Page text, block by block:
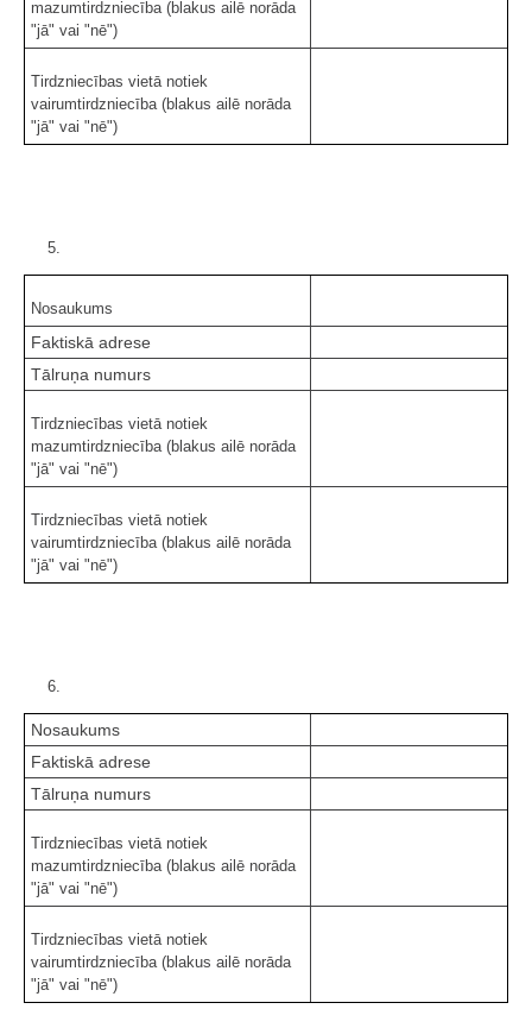
mazumtirdzniecība (blakus ailē norāda
"jā" vai "nē")
Tirdzniecības vietā notiek
vairumtirdzniecība (blakus ailē norāda
"jā" vai "nē")
5.
Nosaukums
Faktiskā adrese
Tālruņa numurs
Tirdzniecības vietā notiek
mazumtirdzniecība (blakus ailē norāda
"jā" vai "nē")
Tirdzniecības vietā notiek
vairumtirdzniecība (blakus ailē norāda
"jā" vai "nē")
6.
Nosaukums
Faktiskā adrese
Tālruņa numurs
Tirdzniecības vietā notiek
mazumtirdzniecība (blakus ailē norāda
"jā" vai "nē")
Tirdzniecības vietā notiek
vairumtirdzniecība (blakus ailē norāda
"jā" vai "nē")